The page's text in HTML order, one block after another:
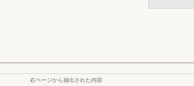
右ページから抽出された内容